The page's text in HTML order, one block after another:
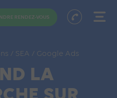
RENDEZ-VOUS
/ SEA / Google Ads
LA